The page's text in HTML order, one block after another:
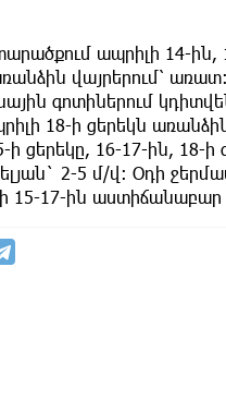
ապրիլի 14-ին,
վայրերում՝
գոտիներում
18-ի ցերեկն
ցերեկը, 16-17-ին, 18-
2-5 մ/վ: Օդի
15-17-ին